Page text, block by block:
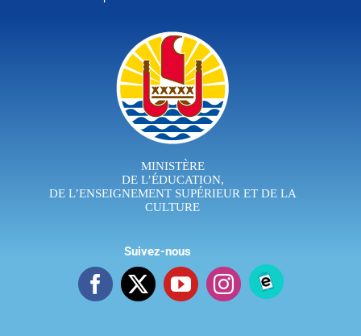
MINISTÈRE
DE L’ÉDUCATION,
DE L’ENSEIGNEMENT SUPÉRIEUR ET DE LA
CULTURE
Suivez-nous